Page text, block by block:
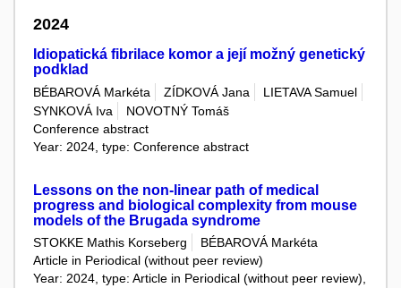
2024
Idiopatická fibrilace komor a její možný genetický
podklad
BÉBAROVÁ Markéta ZÍDKOVÁ Jana
LIETAVA Samuel
SYNKOVÁ Iva
NOVOTNÝ Tomáš
Conference abstract
Year: 2024, type: Conference abstract
Lessons on the non-linear path of medical
progress and biological complexity from mouse
models of the Brugada syndrome
STOKKE Mathis Korseberg
BÉBAROVÁ Markéta
Article in Periodical (without peer review)
Year: 2024, type: Article in Periodical (without peer review),